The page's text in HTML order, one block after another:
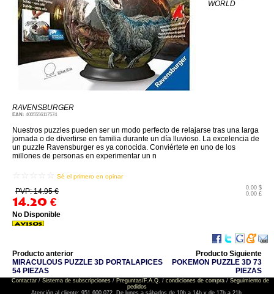
WORLD
RAVENSBURGER
EAN: 4005556117574
Nuestros puzzles pueden ser un modo perfecto de relajarse tras una larga
jornada o de divertirse en familia durante un día lluvioso. La excelencia de
un puzzle Ravensburger es ya conocida. Conviértete en uno de los
millones de personas en experimentar un n
Sé el primero en opinar
PVP: 14.95 €
14.20 €
0.00 $
0.00 £
No Disponible
Producto anterior
MIRACULOUS PUZZLE 3D PORTALAPICES
54 PIEZAS
Producto Siguiente
POKEMON PUZZLE 3D 73
PIEZAS
Contactar/ Sistema de subscripciones/ Preguntas/F.A.Q. / condiciones de compra/ Seguimiento de
pedidos